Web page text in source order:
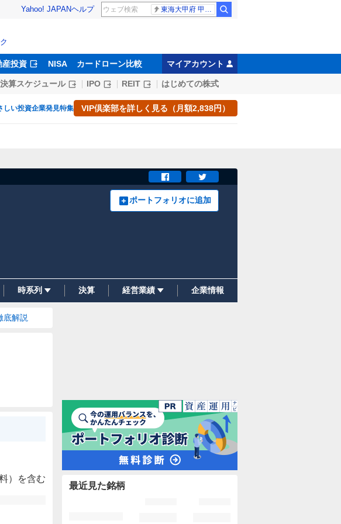
Yahoo! JAPANヘルプ 東海大甲府 甲子園
産投資 NISA カードローン比較 マイアカウント
決算スケジュール IPO REIT はじめての株式
しい投資企業発見特集 VIP倶楽部を詳しく見る（月額2,838円）
ポートフォリオに追加
時系列 決算 経営業績 企業情報
底解説
）を含む
最近見た銘柄